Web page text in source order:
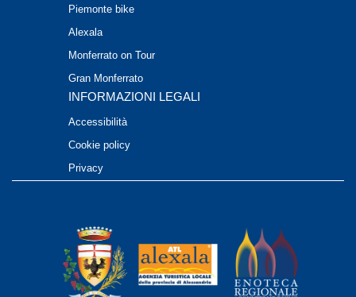
Piemonte bike
Alexala
Monferrato on Tour
Gran Monferrato
INFORMAZIONI LEGALI
Accessibilità
Cookie policy
Privacy